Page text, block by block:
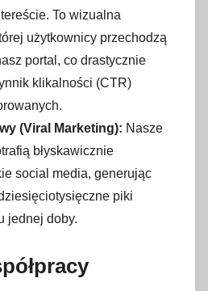
To wizualna
użytkownicy przechodzą
portal, co drastycznie
klikalności (CTR)
(Viral Marketing): Nasze
błyskawicznie
social media, generując
piki
jednej doby.